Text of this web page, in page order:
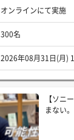
オンラインにて実施
300名
2026年08月31日(月)
【ソニ
まない